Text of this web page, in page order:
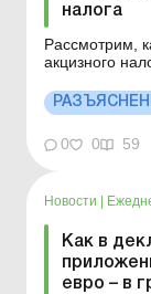
налога
Рассмотрим,
акцизного
продукцию,
содержанием
горючее,
0 0 59
Новости
Как в
евро – в